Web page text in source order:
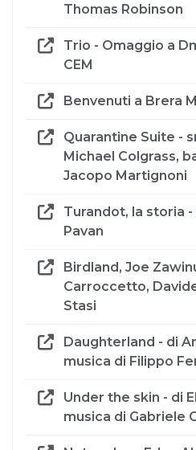
Thomas Robinson
Trio - Omaggio a
CEM
Benvenuti a Brera
Quarantine Suite -
Michael Colgrass,
Jacopo Martignoni
Turandot, la storia -
Pavan
Birdland, Joe
Carroccetto,
Stasi
Daughterland - di
musica di Filippo
Under the skin - di
musica di Gabriele